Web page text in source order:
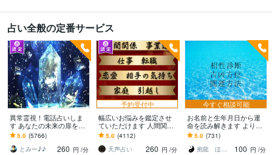
占い全般の定番サービス
異常霊視！電話占いしま
す あなたの未来の扉を開
けます(^^)
5.0 (5766)
とみー♪♪
260 円 /分
予約受付中
幅広いお悩みを鑑定させ
ていただけます 人間関
係、仕事、恋愛、相手の
気持ち、家庭、ペットの
気持ちなど
5.0 (4112)
天声占い
260 円 /分
今すぐ相談可能
お名前と生年月日から運
命を読み解きます より良
い人生へとお導きするお
手伝いをさせていただき
ます。
5.0 (731)
抱龍 ほうりゅう
100 円 /分